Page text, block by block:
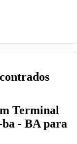
Terminal
- BA para